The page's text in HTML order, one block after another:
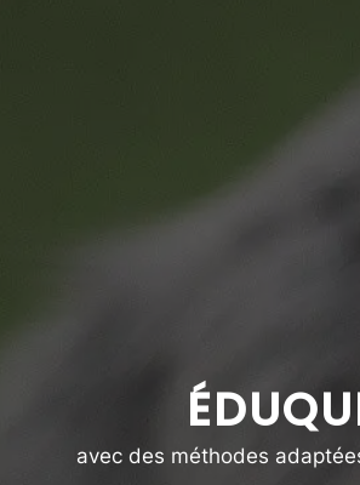
avec des méthodes